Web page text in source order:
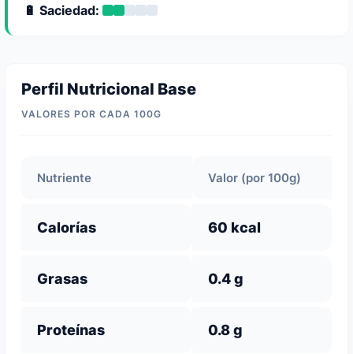
🔋 Saciedad:
Perfil Nutricional Base
VALORES POR CADA 100G
Nutriente Valor (por 100g)
Calorías 60 kcal
Grasas 0.4 g
Proteínas 0.8 g